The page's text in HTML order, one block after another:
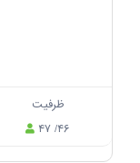
ظرفیت
۴۷ /۴۶